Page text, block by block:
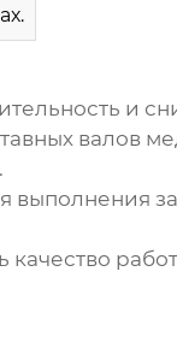
и
валов
выполнения